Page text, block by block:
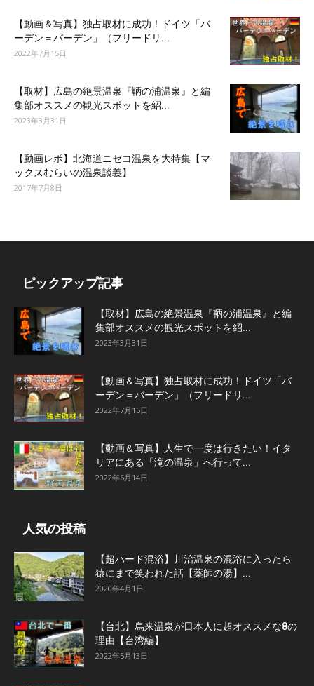
【動画＆写真】独占取材に成功！ドイツ「バ
ーデン＝バーデン」（フリードリ...
2022年7月15日
【取材】広島の絶景温泉『鞆の浦温泉』と編
集部オススメの観光スポットを紹...
2023年3月31日
【動画レポ】北海道ニセコ温泉を大特集【マ
ックスむらいの温泉談義】
2017年7月8日
ピックアップ記事
【取材】広島の絶景温泉『鞆の浦温泉』と編
集部オススメの観光スポットを紹...
2023年3月31日
【動画＆写真】独占取材に成功！ドイツ「バ
ーデン＝バーデン」（フリードリ...
2022年7月15日
【動画＆写真】人生で一度は行きたい！イタ
リアにある「滝の温泉」へ行って...
2022年6月14日
人気の投稿
【超ハード混浴】川治温泉の混浴に入ったら
猿にまで笑われた話【薬師の湯】...
2020年4月1日
【台北】烏来温泉が日本人に超オススメな8の
理由【台湾編】
2022年5月13日